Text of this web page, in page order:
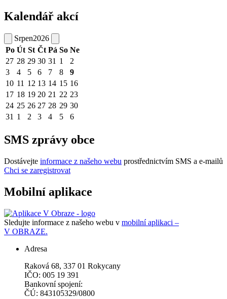
Kalendář akcí
Srpen2026
Po Út St Čt Pá So Ne
27 28 29 30 31 1
2
3
4 5 6 7 8
9
10 11 12 13 14 15 16
17 18 19 20 21 22 23
24 25 26 27 28 29 30
31 1 2 3 4 5 6
SMS zprávy obce
Dostávejte informace z našeho webu prostřednictvím SMS a e-mailů
Chci se zaregistrovat
Mobilní aplikace
Sledujte informace z našeho webu v mobilní aplikaci –
V OBRAZE.
Adresa
Raková 68, 337 01 Rokycany
IČO: 005 19 391
Bankovní spojení:
ČÚ: 843105329/0800